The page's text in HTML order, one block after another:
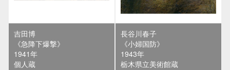
吉田博
《急降下爆撃》
1941年
個人蔵
長谷川春子
《小婦国防》
1943年
栃木県立美術館蔵